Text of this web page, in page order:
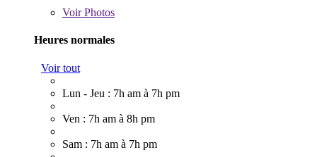
VoirPhotos
Heures normales
Voir tout
Lun - Jeu : 7h am à 7h pm
Ven : 7h am à 8h pm
Sam : 7h am à 7h pm